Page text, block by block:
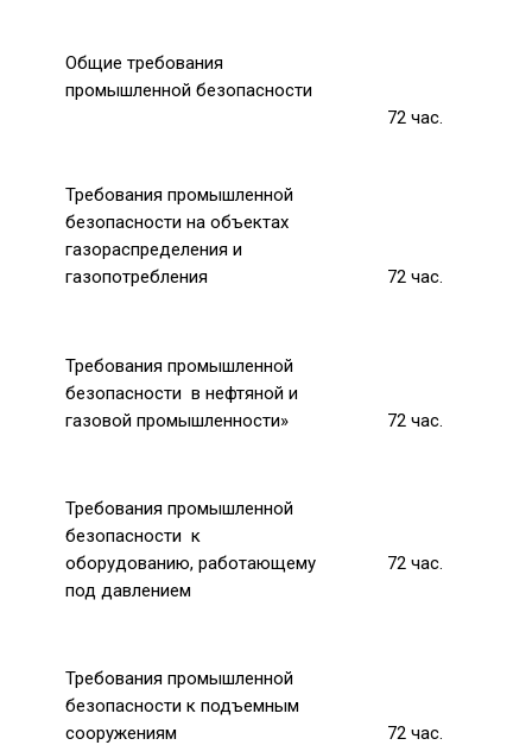
Общие требования
промышленной безопасности
Требования промышленной
безопасностина объектах
газораспределения и
газопотребления
72час.
72 час.
Требования промышленной
безопасности в нефтяной и
газовой промышленности»
72час.
Требования промышленной
безопасности к
оборудованию,работающему
под давлением
72час.
Требования промышленной
безопасности к подъемным
сооружениям
72час.